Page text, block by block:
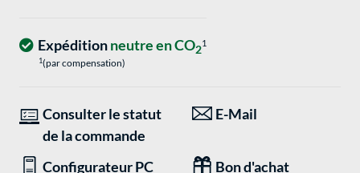
Expéditionneutre en CO21
1(par compensation)
Consulter le statut
de la commande
E-Mail
Configurateur PC Bon d'achat